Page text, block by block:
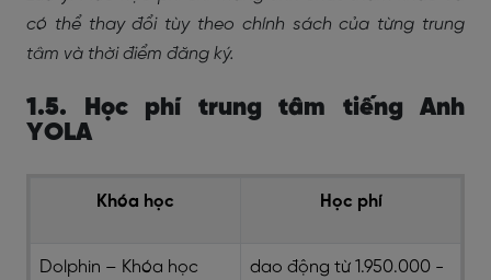
có thể thay đổi tùy theo chính sách của từng trung
tâm và thời điểm đăng ký.
1.5. Học phí trung tâm tiếng Anh
YOLA
Khóa học Học phí
Dolphin – Khóa học
dao động từ 1.950.000 -